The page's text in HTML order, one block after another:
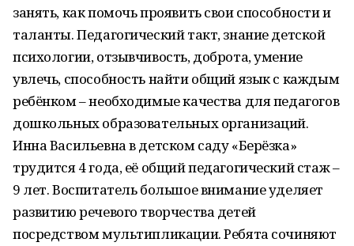
занять, как помочь проявить свои способности и
таланты. Педагогический такт, знание детской
психологии, отзывчивость, доброта, умение
увлечь, способность найти общий язык с каждым
ребёнком – необходимые качества для педагогов
дошкольных образовательных организаций.
Инна Васильевна в детском саду «Берёзка»
трудится 4 года, её общий педагогический стаж –
9 лет. Воспитатель большое внимание уделяет
развитию речевого творчества детей
посредством мультипликации. Ребята сочиняют